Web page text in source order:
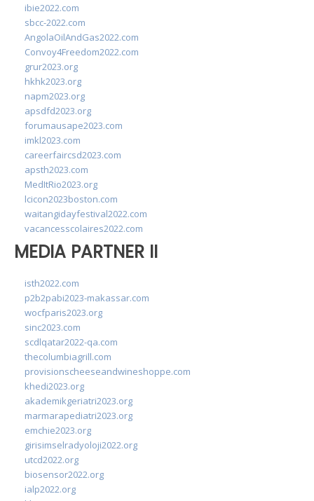
ibie2022.com
sbcc-2022.com
AngolaOilAndGas2022.com
Convoy4Freedom2022.com
grur2023.org
hkhk2023.org
napm2023.org
apsdfd2023.org
forumausape2023.com
imkl2023.com
careerfaircsd2023.com
apsth2023.com
MedItRio2023.org
lcicon2023boston.com
waitangidayfestival2022.com
vacancesscolaires2022.com
MEDIA PARTNER II
isth2022.com
p2b2pabi2023-makassar.com
wocfparis2023.org
sinc2023.com
scdlqatar2022-qa.com
thecolumbiagrill.com
provisionscheeseandwineshoppe.com
khedi2023.org
akademikgeriatri2023.org
marmarapediatri2023.org
emchie2023.org
girisimselradyoloji2022.org
utcd2022.org
biosensor2022.org
ialp2022.org